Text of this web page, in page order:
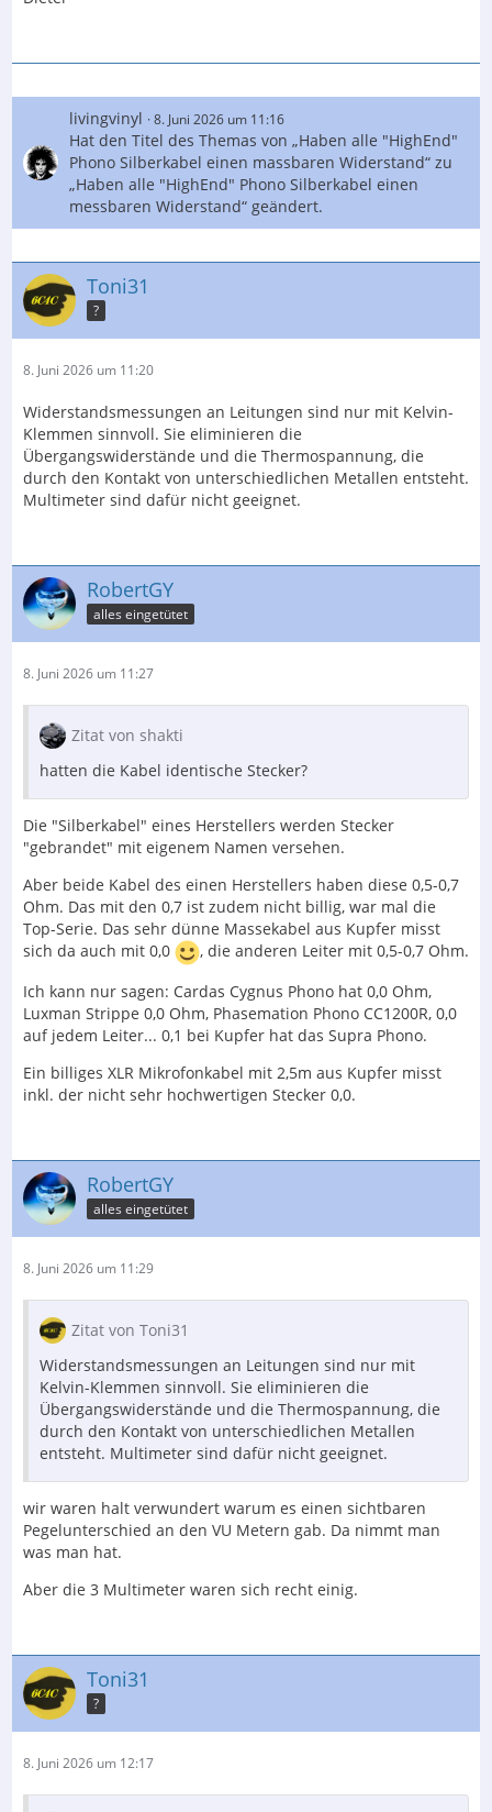
livingvinyl 8. Juni 2026 um 11:16
Hat den Titel des Themas von „Haben alle "HighEnd"
Phono Silberkabel einen massbaren Widerstand“ zu
„Haben alle "HighEnd" Phono Silberkabel einen
messbaren Widerstand“ geändert.
Toni31
?
8. Juni 2026 um 11:20
Widerstandsmessungen an Leitungen sind nur mit Kelvin-
Klemmen sinnvoll. Sie eliminieren die
Übergangswiderstände und die Thermospannung, die
durch den Kontakt von unterschiedlichen Metallen entsteht.
Multimeter sind dafür nicht geeignet.
RobertGY
alles eingetütet
8. Juni 2026 um 11:27
Zitat von shakti
hatten die Kabel identische Stecker?
Die "Silberkabel" eines Herstellers werden Stecker
"gebrandet" mit eigenem Namen versehen.
Aber beide Kabel des einen Herstellers haben diese 0,5-0,7
Ohm. Das mit den 0,7 ist zudem nicht billig, war mal die
Top-Serie. Das sehr dünne Massekabel aus Kupfer misst
sich da auch mit 0,0
, die anderen Leiter mit 0,5-0,7 Ohm.
Ich kann nur sagen: Cardas Cygnus Phono hat 0,0 Ohm,
Luxman Strippe 0,0 Ohm, Phasemation Phono CC1200R, 0,0
auf jedem Leiter... 0,1 bei Kupfer hat das Supra Phono.
Ein billiges XLR Mikrofonkabel mit 2,5m aus Kupfer misst
inkl. der nicht sehr hochwertigen Stecker 0,0.
RobertGY
alles eingetütet
8. Juni 2026 um 11:29
Zitat von Toni31
Widerstandsmessungen an Leitungen sind nur mit
Kelvin-Klemmen sinnvoll. Sie eliminieren die
Übergangswiderstände und die Thermospannung, die
durch den Kontakt von unterschiedlichen Metallen
entsteht. Multimeter sind dafür nicht geeignet.
wir waren halt verwundert warum es einen sichtbaren
Pegelunterschied an den VU Metern gab. Da nimmt man
was man hat.
Aber die 3 Multimeter waren sich recht einig.
Toni31
?
8. Juni 2026 um 12:17